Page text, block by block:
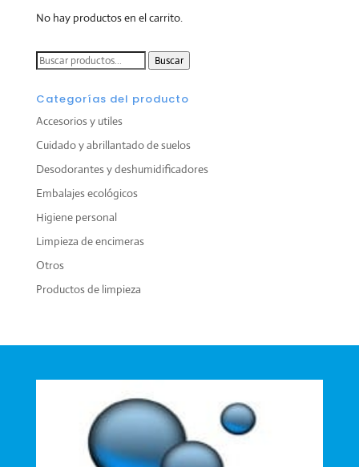
No hay productos en el carrito.
Buscar
Buscar
Categorías del producto
Accesorios y utiles
Cuidado y abrillantado de suelos
Desodorantes y deshumidificadores
Embalajes ecológicos
Higiene personal
Limpieza de encimeras
Otros
Productos de limpieza